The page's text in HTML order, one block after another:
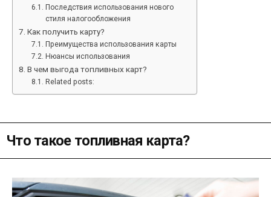
Последствия использования нового
стиля налогообложения
Как получить карту?
Преимущества использования карты
Нюансы использования
В чем выгода топливных карт?
Related posts:
Что такое топливная карта?